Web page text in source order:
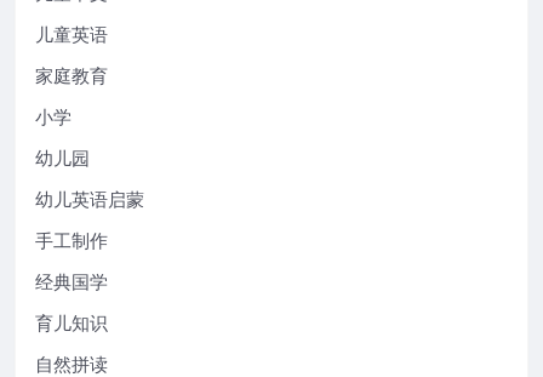
儿童英语
家庭教育
小学
幼儿园
幼儿英语启蒙
手工制作
经典国学
育儿知识
自然拼读